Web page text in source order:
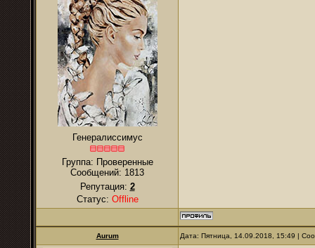
Генералиссимус
Группа: Проверенные
Сообщений: 1813
Репутация: 2
Статус: Offline
Aurum Дата: Пятница, 14.09.2018, 15:49 |